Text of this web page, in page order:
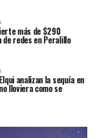
más de $290
de redes en Peralillo
analizan la sequía en
lloviera como se